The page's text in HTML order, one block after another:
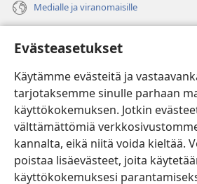
Evästeasetukset
Käytämme evästeitä ja
tarjotaksemme sinulle parhaan
käyttökokemuksen. Jotkin
välttämättömiä
kannalta, eikä niitä voida kieltää.
poistaa lisäevästeet, joita
käyttökokemuksesi
Medialle ja viranomaisille
(avaa
uuden
ikkunan)Vartiotornin VERKKOKIRJASTO
(avaa
uuden
ikkunan)JW Hub
(avaa
uuden
ikkunan)
®